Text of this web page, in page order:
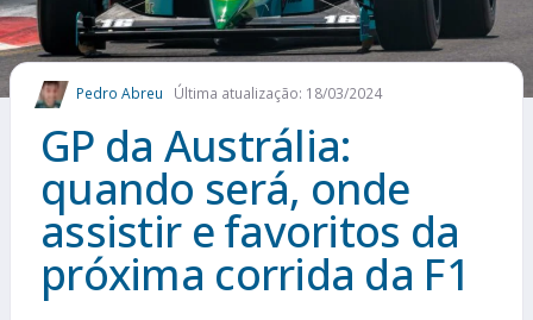
COMO APOSTAR
MAIS ESPORTES
Pedro Abreu Última atualização: 18/03/2024
GP da Austrália:
quando será, onde
assistir e favoritos da
próxima corrida da F1